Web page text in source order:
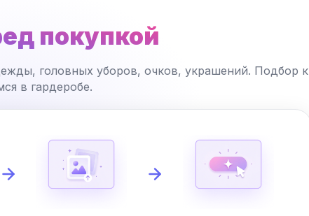
покупкой
головных уборов, очков, украшений. Подбор к
в гардеробе.